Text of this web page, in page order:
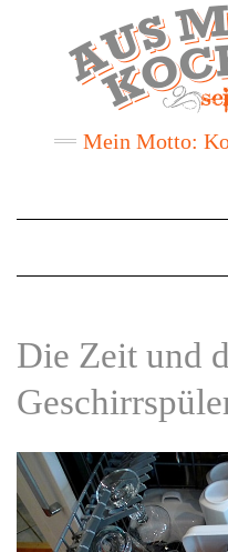
Mein Motto:
Die Zeit und